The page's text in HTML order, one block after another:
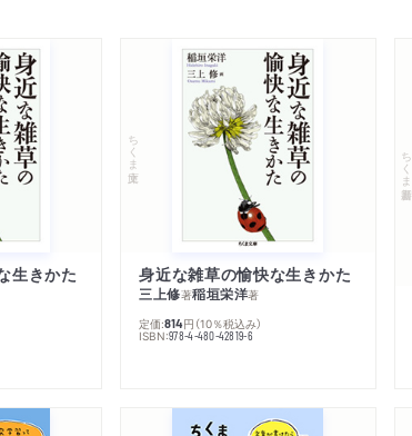
生きかた
ちくま文庫
身近な雑草の愉快な生きかた
三上修著稲垣栄洋著
定価:814円 （10％税込み）
ISBN:978-4-480-42819-6
ちくま新書